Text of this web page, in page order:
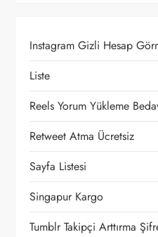
i
n
m
e
s
i
Instagram Gizli Hesap
Liste
Reels Yorum Yükleme
Retweet Atma Ücretsiz
Sayfa Listesi
Singapur Kargo
Tumblr Takipçi Arttırma